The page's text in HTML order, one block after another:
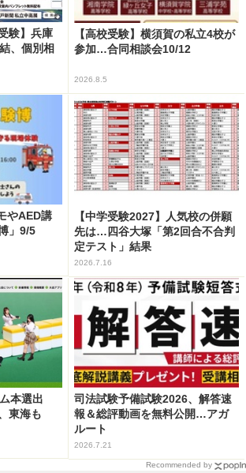
験】兵庫
、個別相
【高校受験】横須賀の私立4校が
参加…合同相談会10/12
2026.8.5
やAED講
」9/5
【中学受験2027】人気校の併願
先は…四谷大塚「第2回合不合判
定テスト」結果
2026.7.16
本選出
東海も
司法試験予備試験2026、解答速
報＆総評動画を無料公開…アガ
ルート
2026.7.21
Recommended by